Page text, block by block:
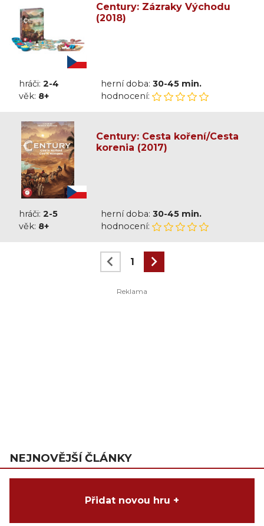
Century: Zázraky Východu
(2018)
hráči: 2-4 herní doba: 30-45 min.
věk: 8+ hodnocení:
Century: Cesta koření/Cesta
korenia (2017)
hráči: 2-5 herní doba: 30-45 min.
věk: 8+ hodnocení:
1
NEJNOVĚJŠÍ ČLÁNKY
Přidat novou hru +